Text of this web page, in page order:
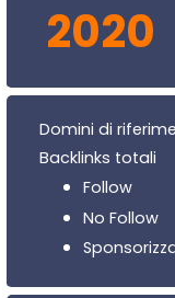
2020
Domini di
Backlinks totali
Follow
No Follow